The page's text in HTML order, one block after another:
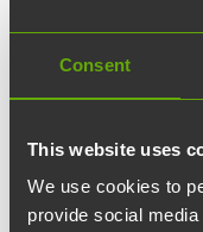
Consent
This website uses
We use cookies to
provide social
10.11.2025
Turun
Turun